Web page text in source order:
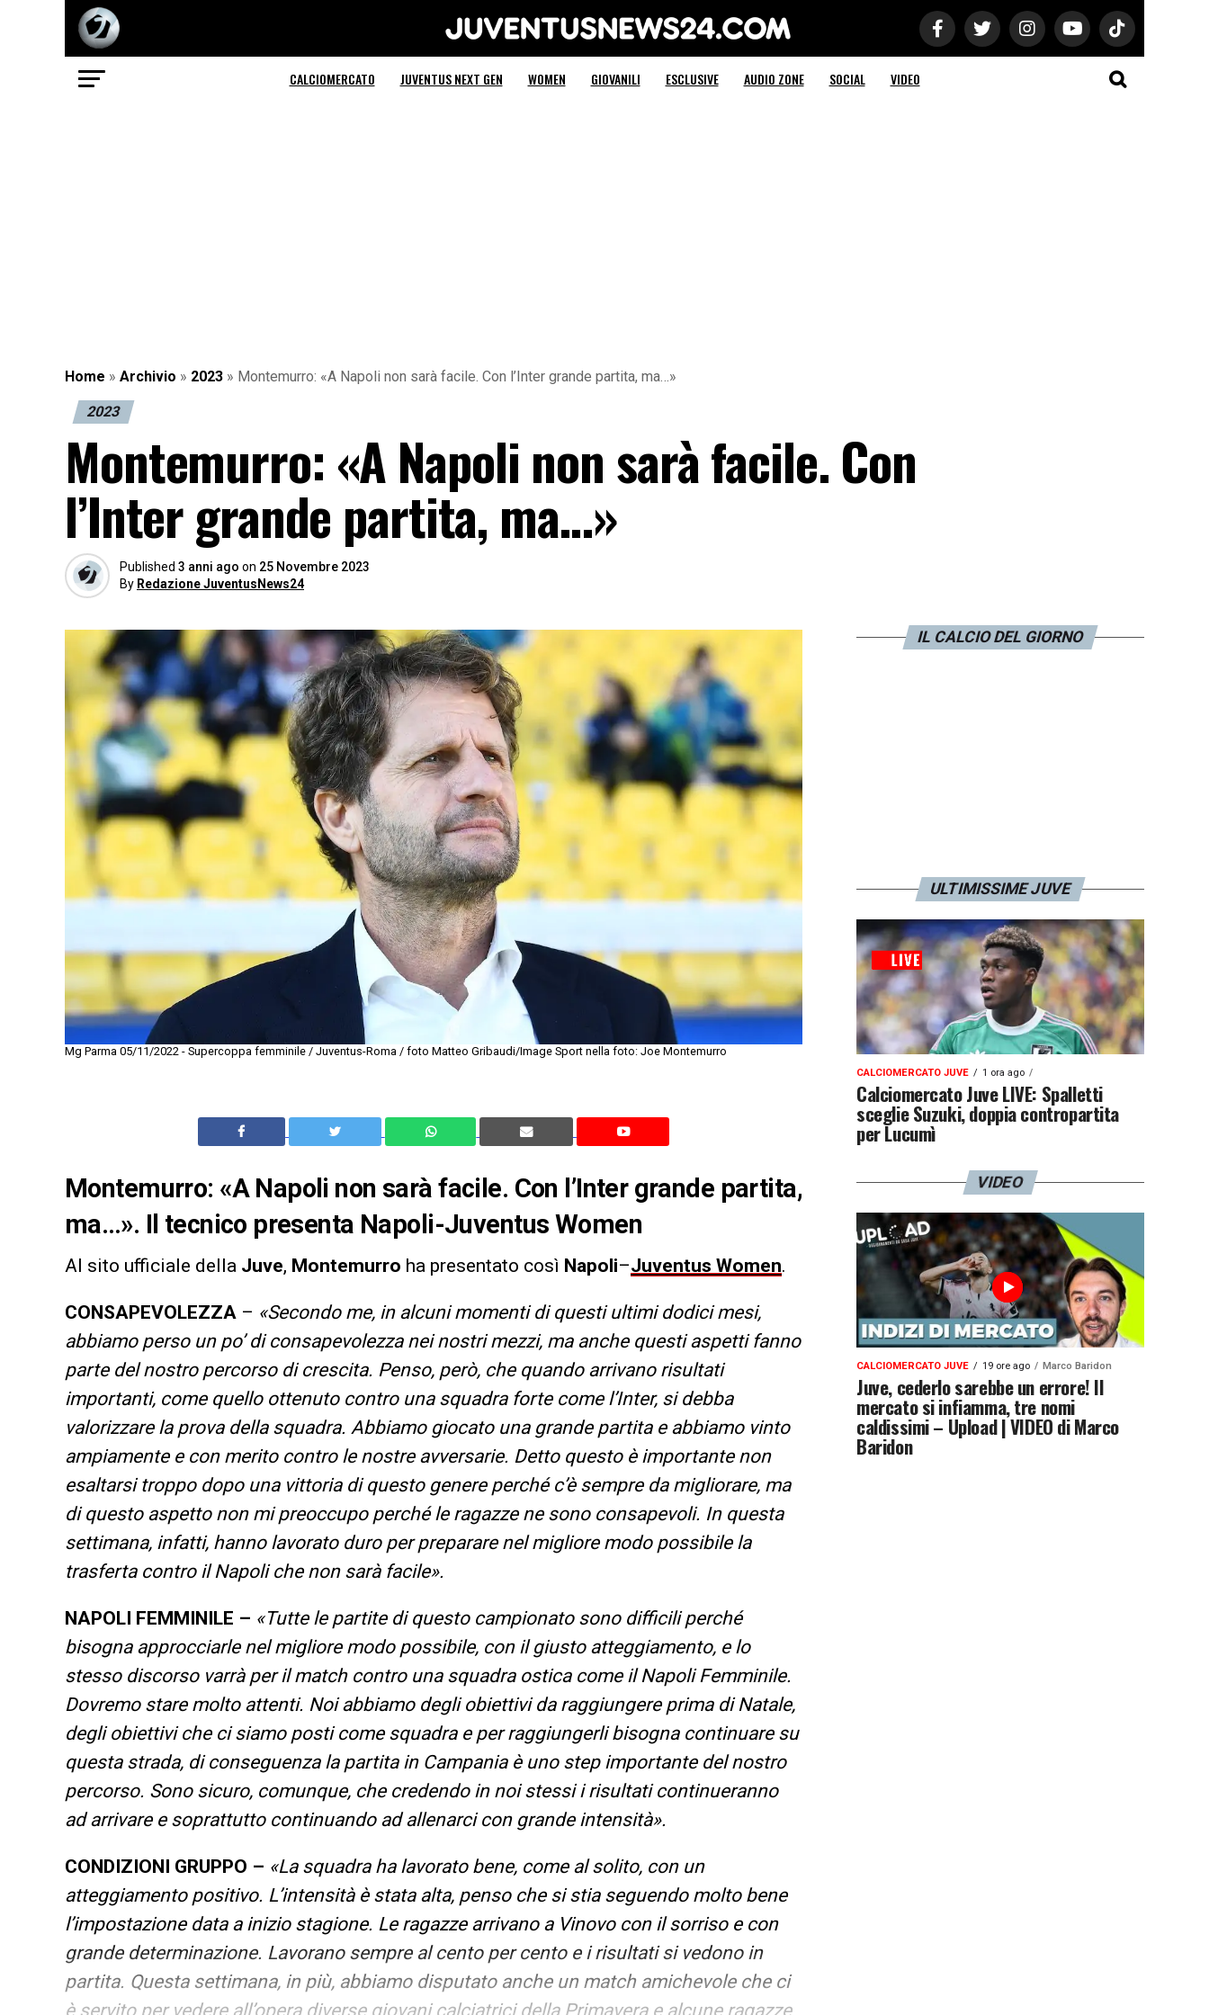
Juventus News 24
CALCIOMERCATO JUVENTUS NEXT GEN WOMEN GIOVANILI ESCLUSIVE AUDIO ZONE SOCIAL VIDEO
Home » Archivio » 2023 » Montemurro: «A Napoli non sarà facile. Con l’Inter grande partita, ma…»
2023
Montemurro: «A Napoli non sarà facile. Con
l’Inter grande partita, ma…»
Published 3 anni ago on 25 Novembre 2023
By Redazione JuventusNews24
Mg Parma 05/11/2022 - Supercoppa femminile / Juventus-Roma / foto Matteo Gribaudi/Image Sport nella foto: Joe Montemurro
Montemurro: «A Napoli non sarà facile. Con l’Inter grande partita,
ma…». Il tecnico presenta Napoli-Juventus Women
Al sito ufficiale della Juve, Montemurro ha presentato così Napoli–Juventus Women.
CONSAPEVOLEZZA – «Secondo me, in alcuni momenti di questi ultimi dodici mesi,
abbiamo perso un po’ di consapevolezza nei nostri mezzi, ma anche questi aspetti fanno
parte del nostro percorso di crescita. Penso, però, che quando arrivano risultati
importanti, come quello ottenuto contro una squadra forte come l’Inter, si debba
valorizzare la prova della squadra. Abbiamo giocato una grande partita e abbiamo vinto
ampiamente e con merito contro le nostre avversarie. Detto questo è importante non
esaltarsi troppo dopo una vittoria di questo genere perché c’è sempre da migliorare, ma
di questo aspetto non mi preoccupo perché le ragazze ne sono consapevoli. In questa
settimana, infatti, hanno lavorato duro per preparare nel migliore modo possibile la
trasferta contro il Napoli che non sarà facile».
NAPOLI FEMMINILE – «Tutte le partite di questo campionato sono difficili perché
bisogna approcciarle nel migliore modo possibile, con il giusto atteggiamento, e lo
stesso discorso varrà per il match contro una squadra ostica come il Napoli Femminile.
Dovremo stare molto attenti. Noi abbiamo degli obiettivi da raggiungere prima di Natale,
degli obiettivi che ci siamo posti come squadra e per raggiungerli bisogna continuare su
questa strada, di conseguenza la partita in Campania è uno step importante del nostro
percorso. Sono sicuro, comunque, che credendo in noi stessi i risultati continueranno
ad arrivare e soprattutto continuando ad allenarci con grande intensità».
CONDIZIONI GRUPPO – «La squadra ha lavorato bene, come al solito, con un
atteggiamento positivo. L’intensità è stata alta, penso che si stia seguendo molto bene
l’impostazione data a inizio stagione. Le ragazze arrivano a Vinovo con il sorriso e con
grande determinazione. Lavorano sempre al cento per cento e i risultati si vedono in
partita. Questa settimana, in più, abbiamo disputato anche un match amichevole che ci
IL CALCIO DEL GIORNO
ULTIMISSIME JUVE
CALCIOMERCATO JUVE 1 ora ago
Calciomercato Juve LIVE: Spalletti
sceglie Suzuki, doppia contropartita
per Lucumì
VIDEO
CALCIOMERCATO JUVE 19 ore ago Marco Baridon
Juve, cederlo sarebbe un errore! Il
mercato si infiamma, tre nomi
caldissimi – Upload | VIDEO di Marco
Baridon